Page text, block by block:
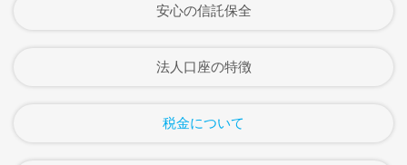
安心の信託保全
法人口座の特徴
税金について